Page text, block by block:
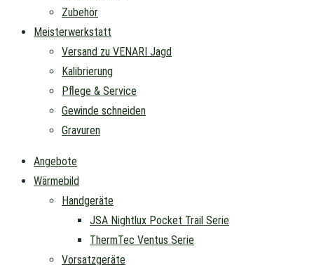
Zubehör
Meisterwerkstatt
Versand zu VENARI Jagd
Kalibrierung
Pflege & Service
Gewinde schneiden
Gravuren
Angebote
Wärmebild
Handgeräte
JSA Nightlux Pocket Trail Serie
ThermTec Ventus Serie
Vorsatzgeräte